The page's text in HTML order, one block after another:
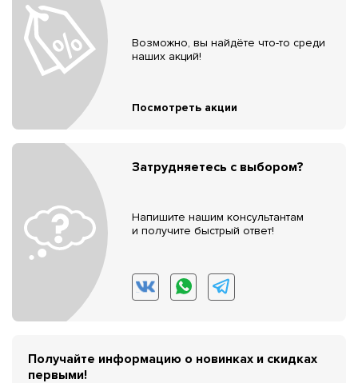
Возможно, вы найдёте что-то среди
наших акций!
Посмотреть акции
Затрудняетесь с выбором?
Напишите нашим консультантам
и получите быстрый ответ!
Получайте информацию о новинках и скидках
первыми!